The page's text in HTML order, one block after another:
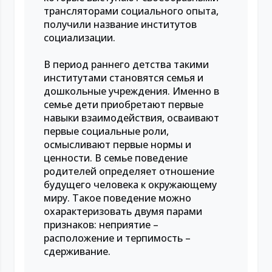
трансляторами социального опыта,
получили название институтов
социализации.
В период раннего детства такими
институтами становятся семья и
дошкольные учреждения. Именно в
семье дети приобретают первые
навыки взаимодействия, осваивают
первые социальные роли,
осмысливают первые нормы и
ценности. В семье поведение
родителей определяет отношение
будущего человека к окружающему
миру. Такое поведение можно
охарактеризовать двумя парами
признаков: неприятие –
расположение и терпимость –
сдерживание.